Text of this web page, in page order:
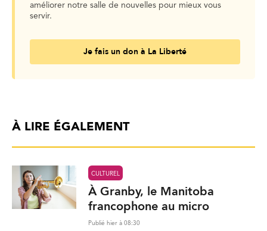
améliorer notre salle de nouvelles pour mieux vous
servir.
Je fais un don à La Liberté
À LIRE ÉGALEMENT
CULTUREL
À Granby, le Manitoba
francophone au micro
Publié hier à 08:30